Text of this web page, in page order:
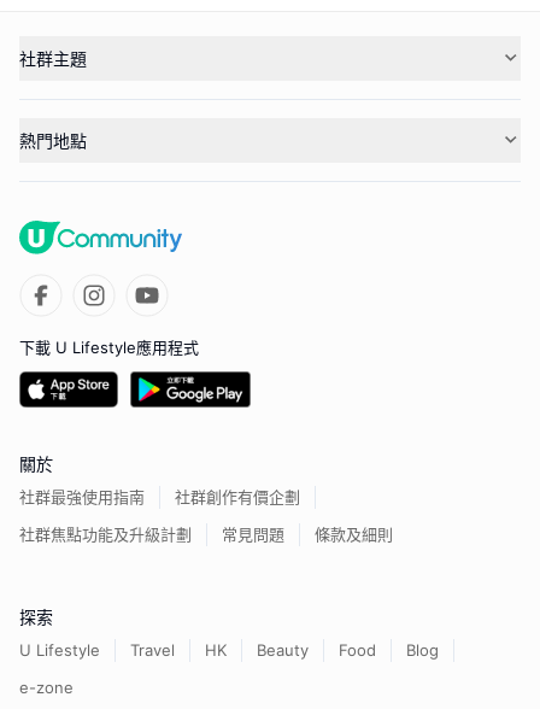
社群主題
熱門地點
下載 U Lifestyle應用程式
關於
社群最強使用指南
社群創作有價企劃
社群焦點功能及升級計劃
常見問題 條款及細則
探索
U Lifestyle Travel HK Beauty Food
Blog
e-zone